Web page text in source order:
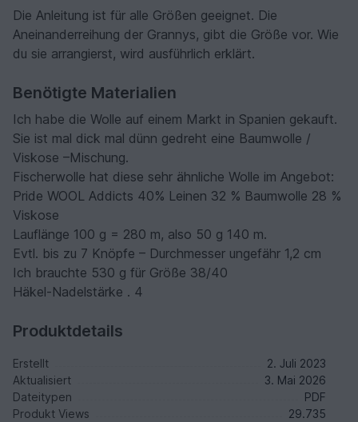
Die Anleitung ist für alle Größen geeignet. Die
Aneinanderreihung der Grannys, gibt die Größe vor. Wie
du sie arrangierst, wird ausführlich erklärt.
Benötigte Materialien
Ich habe die Wolle auf einem Markt in Spanien gekauft.
Sie ist mal dick mal dünn gedreht eine Baumwolle /
Viskose –Mischung.
Fischerwolle hat diese sehr ähnliche Wolle im Angebot:
Pride WOOL Addicts 40% Leinen 32 % Baumwolle 28 %
Viskose
Lauflänge 100 g = 280 m, also 50 g 140 m.
Evtl. bis zu 7 Knöpfe – Durchmesser ungefähr 1,2 cm
Ich brauchte 530 g für Größe 38/40
Häkel-Nadelstärke . 4
Produktdetails
Erstellt
2. Juli 2023
Aktualisiert
3. Mai 2026
Dateitypen
PDF
Produkt Views
29.735